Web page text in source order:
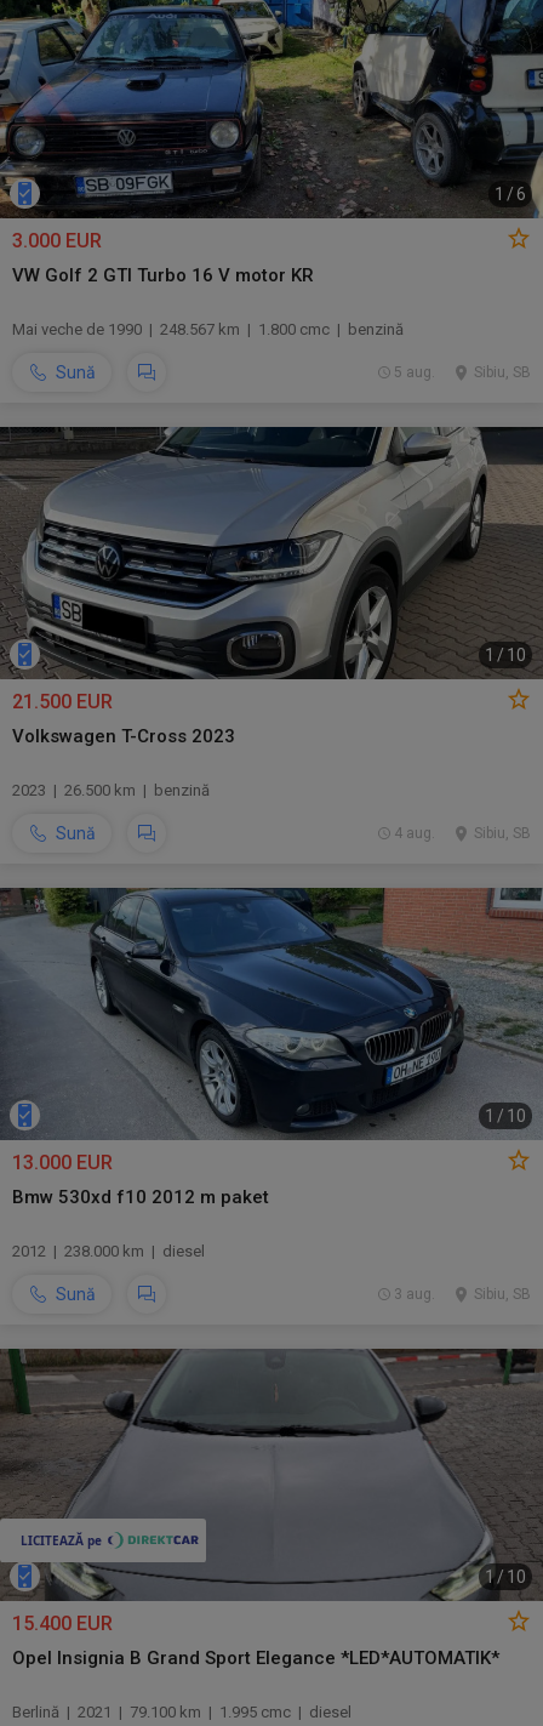
1 /6
3.000 EUR
VW Golf 2 GTI Turbo 16 V motor KR
Mai veche de 1990 | 248.567 km | 1.800 cmc | benzină
Sună Sibiu, SB
5 aug.
1 /10
21.500 EUR
Volkswagen T-Cross 2023
2023 | 26.500 km | benzină
Sună Sibiu, SB
4 aug.
1 / 10
13.000 EUR
Bmw 530xd f10 2012 m paket
2012 | 238.000 km | diesel
Sună Sibiu, SB
3 aug.
1/10
15.400 EUR
Opel Insignia B Grand Sport Elegance *LED*AUTOMATIK*
Berlină | 2021 | 79.100 km | 1.995 cmc | diesel